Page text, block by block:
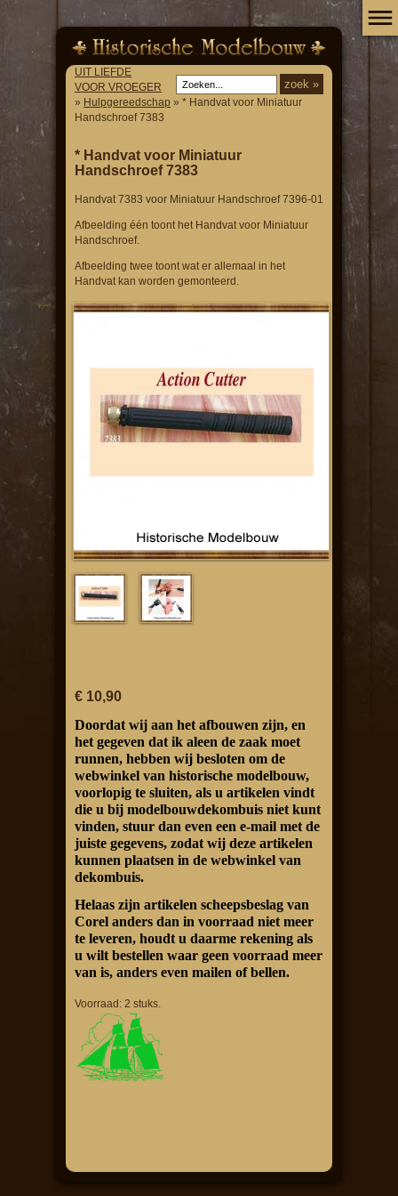
UIT LIEFDE
VOOR VROEGER
» Hulpgereedschap » * Handvat voor Miniatuur
Handschroef 7383
* Handvat voor Miniatuur
Handschroef 7383
Handvat 7383 voor Miniatuur Handschroef 7396-01
Afbeelding één toont het Handvat voor Miniatuur
Handschroef.
Afbeelding twee toont wat er allemaal in het
Handvat kan worden gemonteerd.
€ 10,90
Doordat wij aan het afbouwen zijn, en
het gegeven dat ik aleen de zaak moet
runnen, hebben wij besloten om de
webwinkel van historische modelbouw,
voorlopig te sluiten, als u artikelen vindt
die u bij modelbouwdekombuis niet kunt
vinden, stuur dan even een e-mail met de
juiste gegevens, zodat wij deze artikelen
kunnen plaatsen in de webwinkel van
dekombuis.
Helaas zijn artikelen scheepsbeslag van
Corel anders dan in voorraad niet meer
te leveren, houdt u daarme rekening als
u wilt bestellen waar geen voorraad meer
van is, anders even mailen of bellen.
Voorraad: 2 stuks.